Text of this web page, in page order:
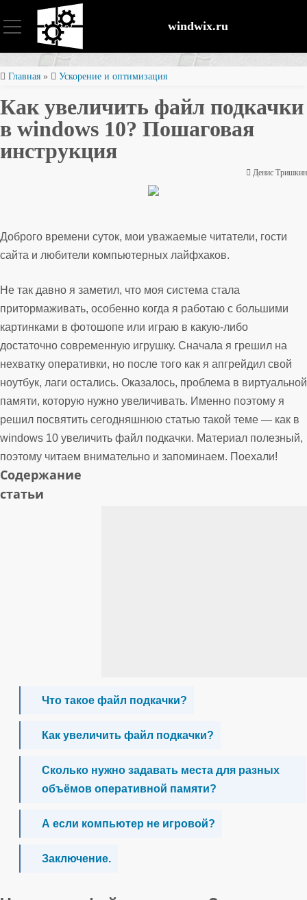
windwix.ru
Установка и настройка
Оптимизация ОС
Восстановление файлов
Главная » Ускорение и оптимизация
Как увеличить файл подкачки
в windows 10? Пошаговая
инструкция
Денис Тришкин
Доброго времени суток, мои уважаемые читатели, гости
сайта и любители компьютерных лайфхаков.
Не так давно я заметил, что моя система стала
притормаживать, особенно когда я работаю с большими
картинками в фотошопе или играю в какую-либо
достаточно современную игрушку. Сначала я грешил на
нехватку оперативки, но после того как я апгрейдил свой
ноутбук, лаги остались. Оказалось, проблема в виртуальной
памяти, которую нужно увеличивать. Именно поэтому я
решил посвятить сегодняшнюю статью такой теме — как в
windows 10 увеличить файл подкачки. Материал полезный,
поэтому читаем внимательно и запоминаем. Поехали!
Содержание
статьи
Что такое файл подкачки?
Как увеличить файл подкачки?
Сколько нужно задавать места для разных
объёмов оперативной памяти?
А если компьютер не игровой?
Заключение.